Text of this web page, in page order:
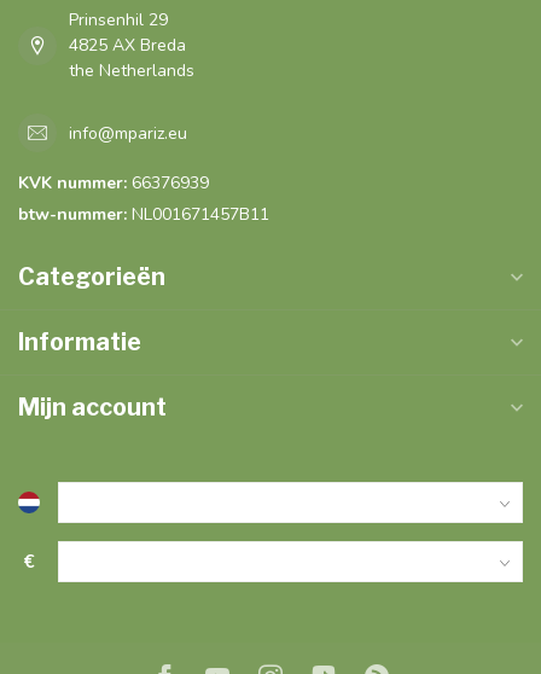
Prinsenhil 29
4825 AX Breda
the Netherlands
info@mpariz.eu
KVK nummer: 66376939
btw-nummer: NL001671457B11
Categorieën
Informatie
Mijn account
€